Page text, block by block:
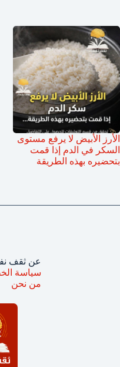
الأرز الأبيض لا يرفع مستوى
السكر في الدم إذا قمت
بتحضيره بهذه الطريقة
عن ثقف
سياسة
من نحن